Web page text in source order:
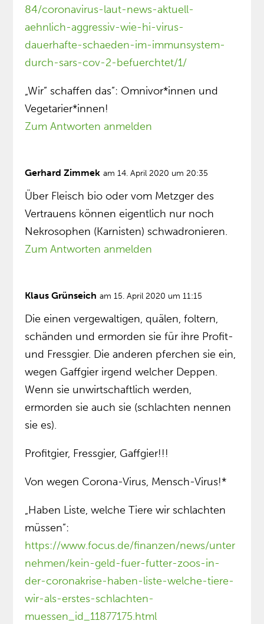
84/coronavirus-laut-news-aktuell-
aehnlich-aggressiv-wie-hi-virus-
dauerhafte-schaeden-im-immunsystem-
durch-sars-cov-2-befuerchtet/1/
„Wir” schaffen das”: Omnivor*innen und
Vegetarier*innen!
Zum Antworten anmelden
Gerhard Zimmek am 14. April 2020 um 20:35
Über Fleisch bio oder vom Metzger des
Vertrauens können eigentlich nur noch
Nekrosophen (Karnisten) schwadronieren.
Zum Antworten anmelden
Klaus Grünseich am 15. April 2020 um 11:15
Die einen vergewaltigen, quälen, foltern,
schänden und ermorden sie für ihre Profit-
und Fressgier. Die anderen pferchen sie ein,
wegen Gaffgier irgend welcher Deppen.
Wenn sie unwirtschaftlich werden,
ermorden sie auch sie (schlachten nennen
sie es).
Profitgier, Fressgier, Gaffgier!!!
Von wegen Corona-Virus, Mensch-Virus!*
„Haben Liste, welche Tiere wir schlachten
müssen”:
https://www.focus.de/finanzen/news/unter
nehmen/kein-geld-fuer-futter-zoos-in-
der-coronakrise-haben-liste-welche-tiere-
wir-als-erstes-schlachten-
muessen_id_11877175.html